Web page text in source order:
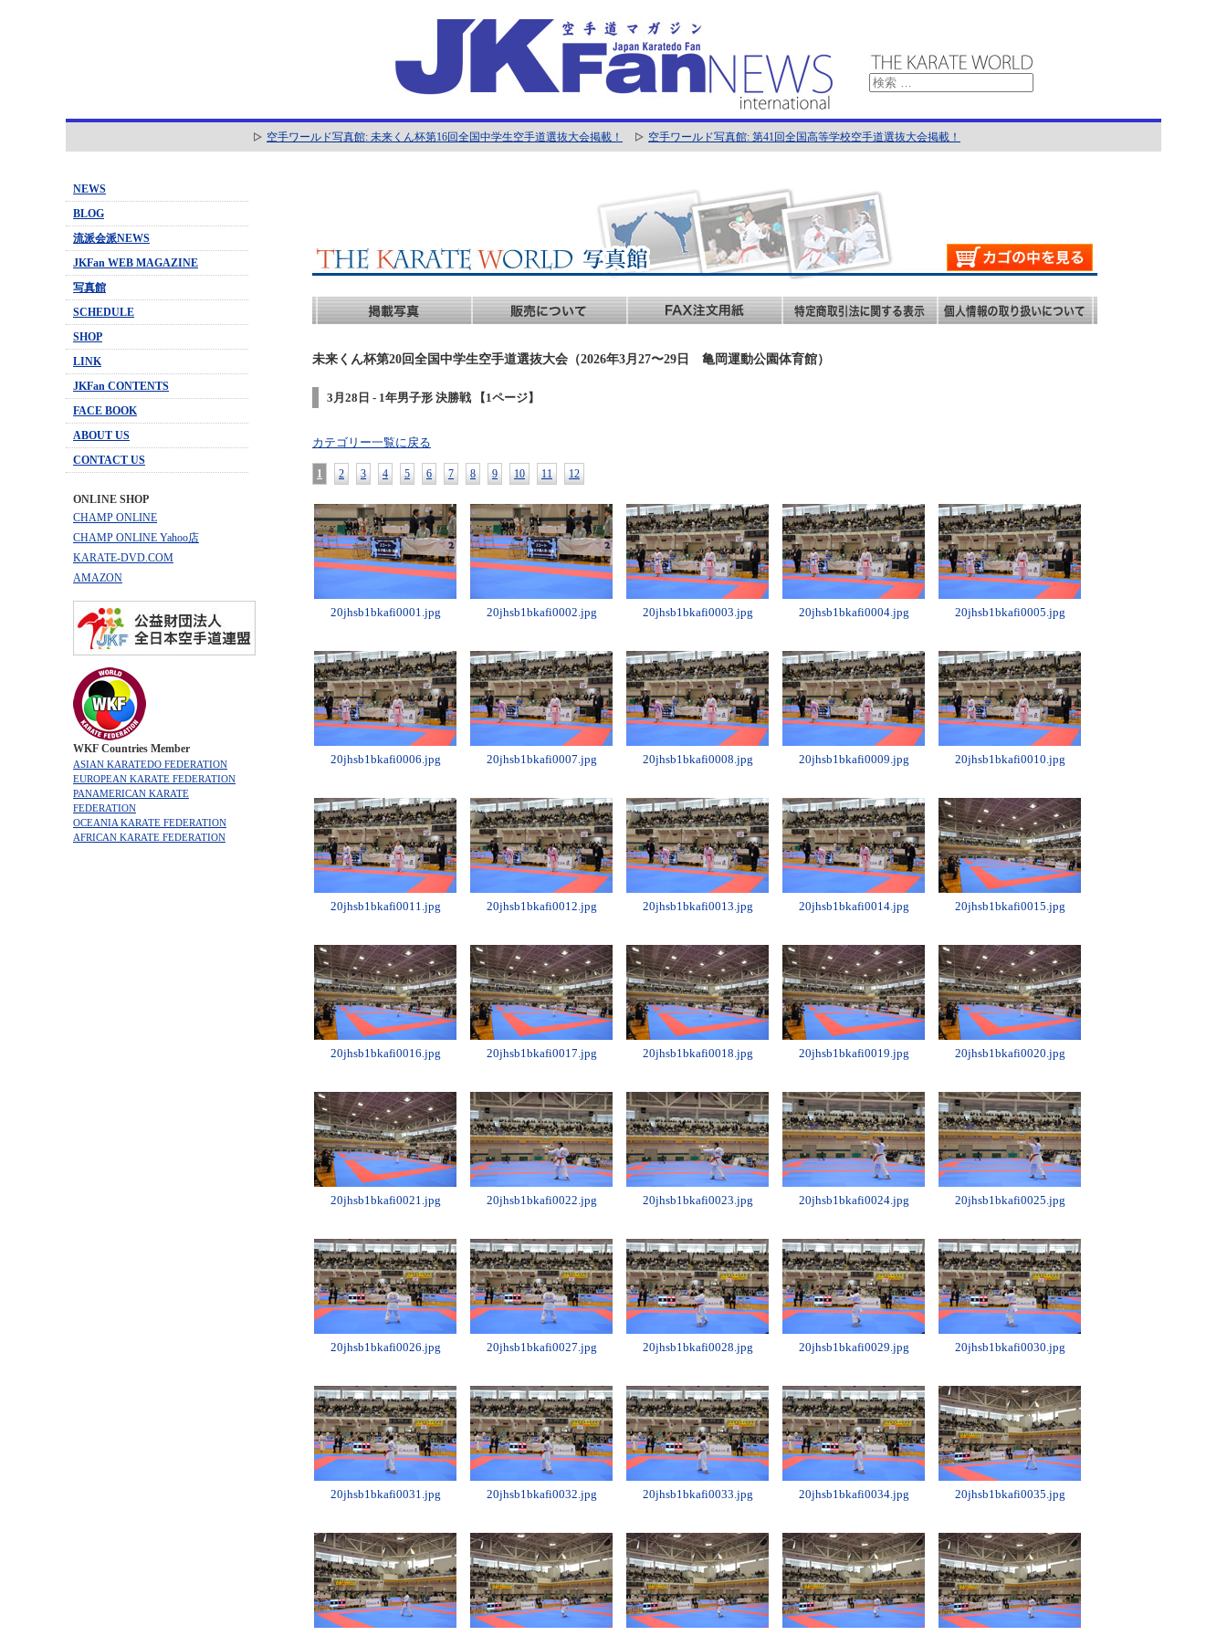
空手ワールド写真館: 未来くん杯第16回全国中学生空手道選抜大会掲載！ 空手ワールド写真館: 第41回全国高等学校空手道選抜大会掲載！
NEWS
BLOG
流派会派NEWS
JKFan WEB MAGAZINE
写真館
SCHEDULE
SHOP
LINK
JKFan CONTENTS
FACE BOOK
ABOUT US
CONTACT US
ONLINE SHOP
CHAMP ONLINE
CHAMP ONLINE Yahoo店
KARATE-DVD.COM
AMAZON
WKF Countries Member
ASIAN KARATEDO FEDERATION
EUROPEAN KARATE FEDERATION
PANAMERICAN KARATE
FEDERATION
OCEANIA KARATE FEDERATION
AFRICAN KARATE FEDERATION
未来くん杯第20回全国中学生空手道選抜大会（2026年3月27〜29日 亀岡運動公園体育館）
3月28日 - 1年男子形 決勝戦 【1ページ】
カテゴリー一覧に戻る
1 2 3 4 5 6 7 8 9 10 11 12
20jhsb1bkafi0001.jpg 20jhsb1bkafi0002.jpg 20jhsb1bkafi0003.jpg 20jhsb1bkafi0004.jpg 20jhsb1bkafi0005.jpg
20jhsb1bkafi0006.jpg 20jhsb1bkafi0007.jpg 20jhsb1bkafi0008.jpg 20jhsb1bkafi0009.jpg 20jhsb1bkafi0010.jpg
20jhsb1bkafi0011.jpg 20jhsb1bkafi0012.jpg 20jhsb1bkafi0013.jpg 20jhsb1bkafi0014.jpg 20jhsb1bkafi0015.jpg
20jhsb1bkafi0016.jpg 20jhsb1bkafi0017.jpg 20jhsb1bkafi0018.jpg 20jhsb1bkafi0019.jpg 20jhsb1bkafi0020.jpg
20jhsb1bkafi0021.jpg 20jhsb1bkafi0022.jpg 20jhsb1bkafi0023.jpg 20jhsb1bkafi0024.jpg 20jhsb1bkafi0025.jpg
20jhsb1bkafi0026.jpg 20jhsb1bkafi0027.jpg 20jhsb1bkafi0028.jpg 20jhsb1bkafi0029.jpg 20jhsb1bkafi0030.jpg
20jhsb1bkafi0031.jpg 20jhsb1bkafi0032.jpg 20jhsb1bkafi0033.jpg 20jhsb1bkafi0034.jpg 20jhsb1bkafi0035.jpg